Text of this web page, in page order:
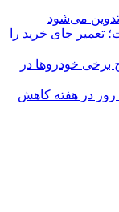
می‌شود
تعمیر جای خرید را
خودروها در
در هفته کاهش